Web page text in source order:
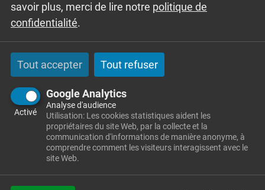
savoir plus, merci de lire notre politique de
confidentialité.
Tout accepter Tout refuser
Google Analytics
Activé
Analyse d'audience
Utilisation: Les cookies statistiques aident les
propriétaires du site Web, par la collecte et la
communication d'informations de manière anonyme, à
comprendre comment les visiteurs interagissent avec le
site Web.